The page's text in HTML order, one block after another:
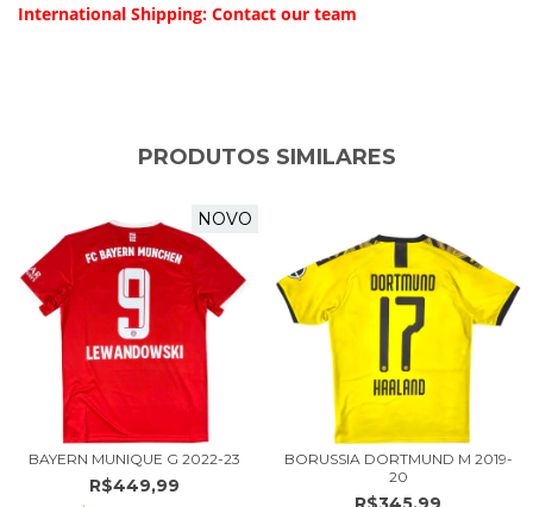
International Shipping: Contact our team
PRODUTOS SIMILARES
NOVO
BAYERN MUNIQUE G 2022-23
R$449,99
BORUSSIA DORTMUND M 2019-
20